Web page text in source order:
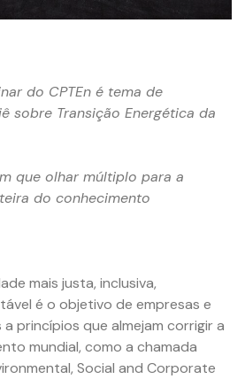
do CPTEn é tema de
sobre Transição Energética da
que olhar múltiplo para a
do conhecimento
mais justa, inclusiva,
é o objetivo de empresas e
princípios que almejam corrigir a
mundial, como a chamada
Social and Corporate